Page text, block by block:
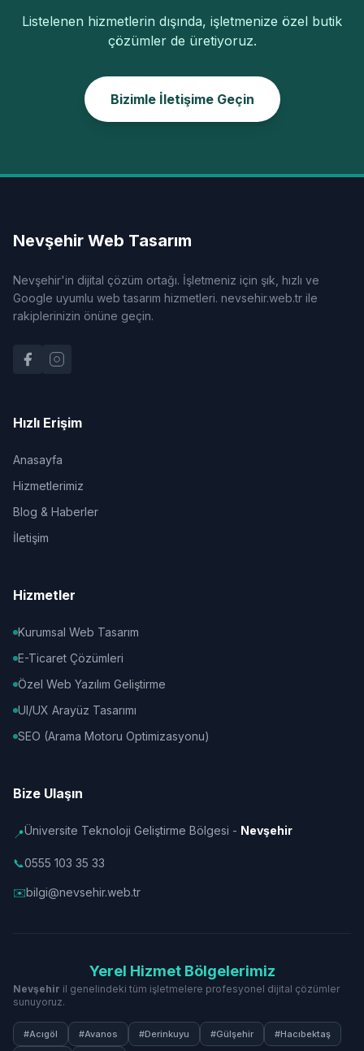
Listelenen hizmetlerin dışında, işletmenize özel butik
çözümler de üretiyoruz.
Bizimle İletişime Geçin
Nevşehir Web Tasarım
Nevşehir'in dijital çözüm ortağı. İşletmeniz için şık, hızlı ve
Google uyumlu web tasarım hizmetleri. nevsehir.web.tr ile
rakiplerinizin önüne geçin.
Hızlı Erişim
Anasayfa
Hizmetlerimiz
Blog & Haberler
İletişim
Hizmetler
Kurumsal Web Tasarım
E-Ticaret Çözümleri
Özel Web Yazılım Geliştirme
UI/UX Arayüz Tasarımı
SEO (Arama Motoru Optimizasyonu)
Bize Ulaşın
📍Üniversite Teknoloji Geliştirme Bölgesi - Nevşehir
📞0555 103 35 33
✉️bilgi@nevsehir.web.tr
Yerel Hizmet Bölgelerimiz
Nevşehir il genelindeki tüm işletmelere profesyonel dijital çözümler
sunuyoruz.
#Acıgöl #Avanos #Derinkuyu #Gülşehir #Hacıbektaş